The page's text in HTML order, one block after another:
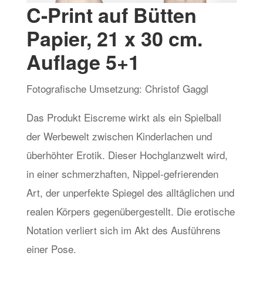
C-Print auf Bütten
Papier, 21 x 30 cm.
Auflage 5+1
Fotografische Umsetzung: Christof Gaggl
Das Produkt Eiscreme wirkt als ein Spielball
der Werbewelt zwischen Kinderlachen und
überhöhter Erotik. Dieser Hochglanzwelt wird,
in einer schmerzhaften, Nippel-gefrierenden
Art, der unperfekte Spiegel des alltäglichen und
realen Körpers gegenübergestellt. Die erotische
Notation verliert sich im Akt des Ausführens
einer Pose.